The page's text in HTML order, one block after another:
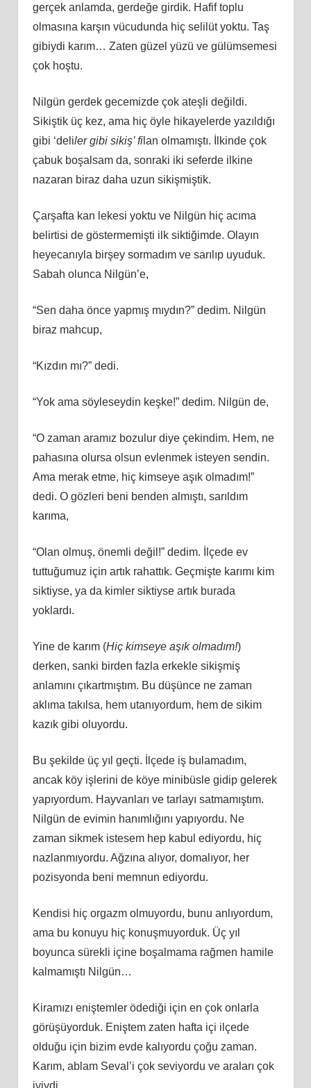
gerçek anlamda, gerdeğe girdik. Hafif toplu
olmasına karşın vücudunda hiç selilüt yoktu. Taş
gibiydi karım… Zaten güzel yüzü ve gülümsemesi
çok hoştu.
Nilgün gerdek gecemizde çok ateşli değildi.
Sikiştik üç kez, ama hiç öyle hikayelerde yazıldığı
gibi ‘deliler gibi sikiş’ filan olmamıştı. İlkinde çok
çabuk boşalsam da, sonraki iki seferde ilkine
nazaran biraz daha uzun sikişmiştik.
Çarşafta kan lekesi yoktu ve Nilgün hiç acıma
belirtisi de göstermemişti ilk siktiğimde. Olayın
heyecanıyla birşey sormadım ve sarılıp uyuduk.
Sabah olunca Nilgün’e,
“Sen daha önce yapmış mıydın?” dedim. Nilgün
biraz mahcup,
“Kızdın mı?” dedi.
“Yok ama söyleseydin keşke!” dedim. Nilgün de,
“O zaman aramız bozulur diye çekindim. Hem, ne
pahasına olursa olsun evlenmek isteyen sendin.
Ama merak etme, hiç kimseye aşık olmadım!”
dedi. O gözleri beni benden almıştı, sarıldım
karıma,
“Olan olmuş, önemli değil!” dedim. İlçede ev
tuttuğumuz için artık rahattık. Geçmişte karımı kim
siktiyse, ya da kimler siktiyse artık burada
yoklardı.
Yine de karım (Hiç kimseye aşık olmadım!)
derken, sanki birden fazla erkekle sikişmiş
anlamını çıkartmıştım. Bu düşünce ne zaman
aklıma takılsa, hem utanıyordum, hem de sikim
kazık gibi oluyordu.
Bu şekilde üç yıl geçti. İlçede iş bulamadım,
ancak köy işlerini de köye minibüsle gidip gelerek
yapıyordum. Hayvanları ve tarlayı satmamıştım.
Nilgün de evimin hanımlığını yapıyordu. Ne
zaman sikmek istesem hep kabul ediyordu, hiç
nazlanmıyordu. Ağzına alıyor, domalıyor, her
pozisyonda beni memnun ediyordu.
Kendisi hiç orgazm olmuyordu, bunu anlıyordum,
ama bu konuyu hiç konuşmuyorduk. Üç yıl
boyunca sürekli içine boşalmama rağmen hamile
kalmamıştı Nilgün…
Kiramızı eniştemler ödediği için en çok onlarla
görüşüyorduk. Eniştem zaten hafta içi ilçede
olduğu için bizim evde kalıyordu çoğu zaman.
Karım, ablam Seval’i çok seviyordu ve araları çok
iyiydi.